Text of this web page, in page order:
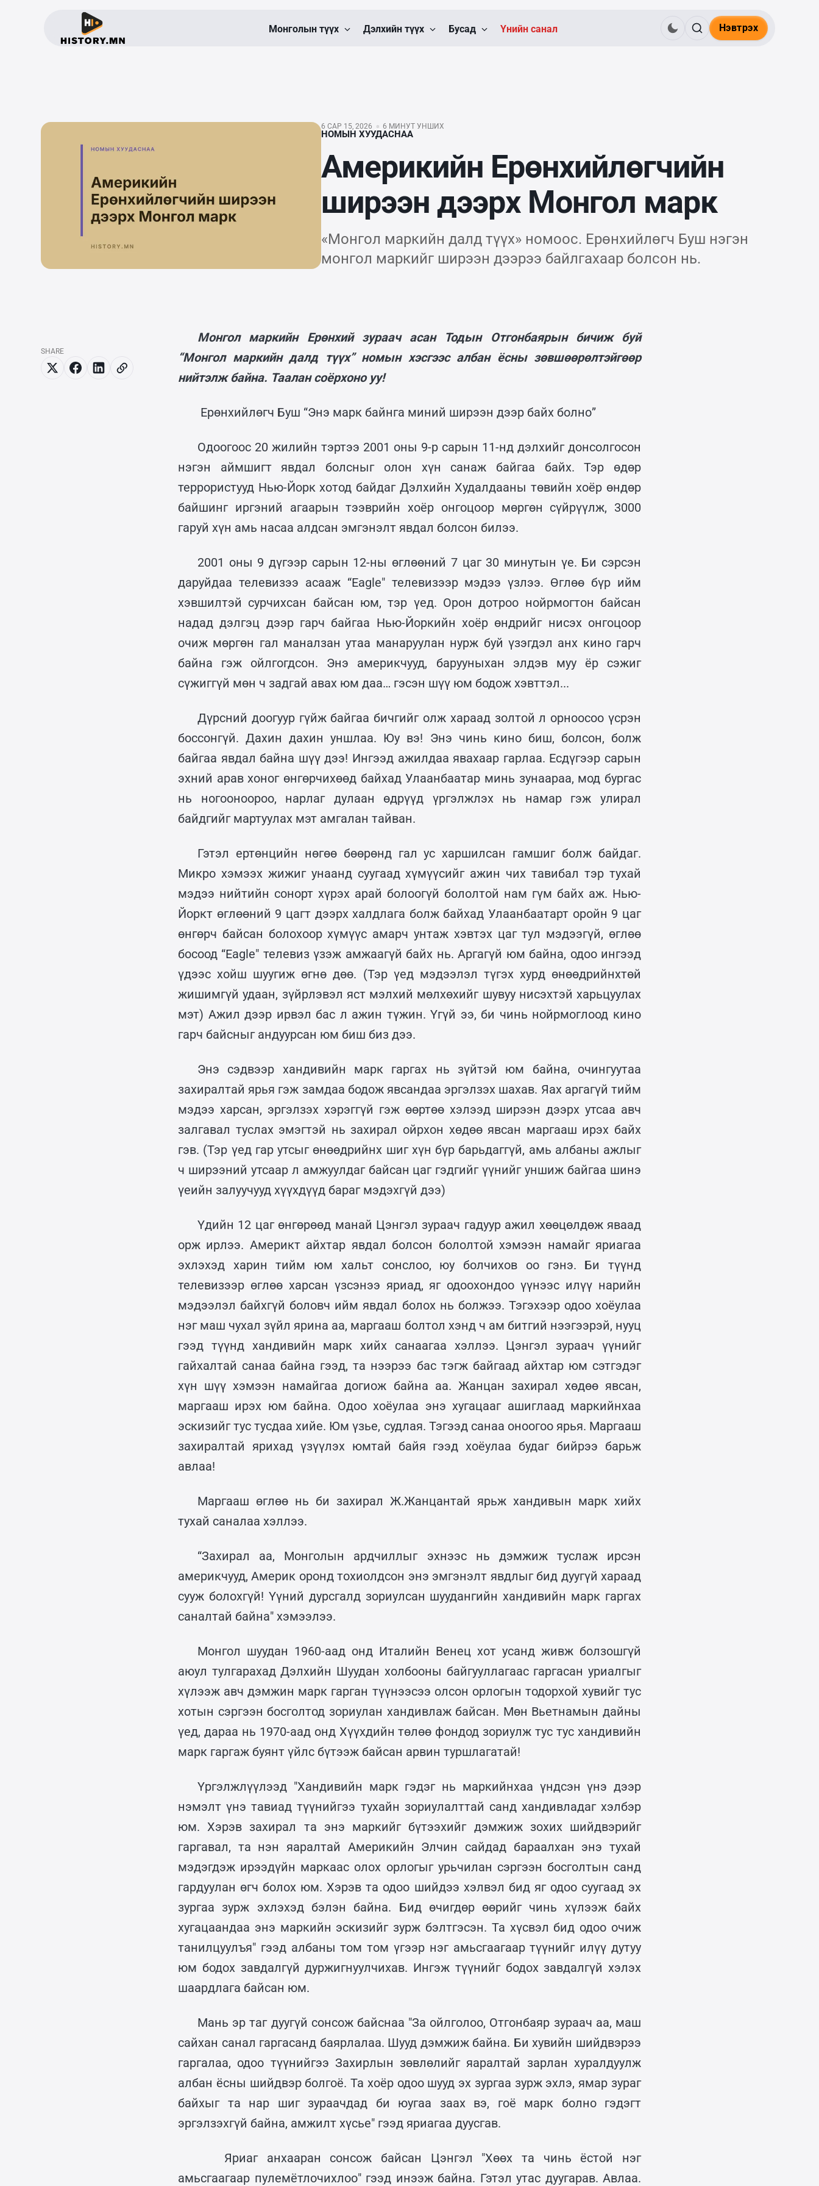
Монголын түүх Дэлхийн түүх Бусад Үнийн санал Нэвтрэх
6 САР 15, 2026 6 МИНУТ УНШИХ
НОМЫН ХУУДАСНАА
Америкийн Ерөнхийлөгчийн
ширээн дээрх Монгол марк
«Монгол маркийн далд түүх» номоос. Ерөнхийлөгч Буш нэгэн
монгол маркийг ширээн дээрээ байлгахаар болсон нь.
Монгол маркийн Ерөнхий зураач асан Тодын Отгонбаярын бичиж буй
“Монгол маркийн далд түүх” номын хэсгээс албан ёсны зөвшөөрөлтэйгөөр
нийтэлж байна. Таалан соёрхоно уу!
Ерөнхийлөгч Буш “Энэ марк байнга миний ширээн дээр байх болно”
Одоогоос 20 жилийн тэртээ 2001 оны 9-р сарын 11-нд дэлхийг донсолгосон
нэгэн аймшигт явдал болсныг олон хүн санаж байгаа байх. Тэр өдөр
террористууд Нью-Йорк хотод байдаг Дэлхийн Худалдааны төвийн хоёр өндөр
байшинг иргэний агаарын тээврийн хоёр онгоцоор мөргөн сүйрүүлж, 3000
гаруй хүн амь насаа алдсан эмгэнэлт явдал болсон билээ.
2001 оны 9 дүгээр сарын 12-ны өглөөний 7 цаг 30 минутын үе. Би сэрсэн
даруйдаа телевизээ асааж “Eagle" телевизээр мэдээ үзлээ. Өглөө бүр ийм
хэвшилтэй сурчихсан байсан юм, тэр үед. Орон дотроо нойрмогтон байсан
надад дэлгэц дээр гарч байгаа Нью-Йоркийн хоёр өндрийг нисэх онгоцоор
очиж мөргөн гал маналзан утаа манаруулан нурж буй үзэгдэл анх кино гарч
байна гэж ойлгогдсон. Энэ америкчууд, барууныхан элдэв муу ёр сэжиг
сүжиггүй мөн ч задгай авах юм даа… гэсэн шүү юм бодож хэвттэл...
Дүрсний доогуур гүйж байгаа бичгийг олж хараад золтой л орноосоо үсрэн
боссонгүй. Дахин дахин уншлаа. Юу вэ! Энэ чинь кино биш, болсон, болж
байгаа явдал байна шүү дээ! Ингээд ажилдаа явахаар гарлаа. Есдүгээр сарын
эхний арав хоног өнгөрчихөөд байхад Улаанбаатар минь зунаараа, мод бургас
нь ногооноороо, нарлаг дулаан өдрүүд үргэлжлэх нь намар гэж улирал
байдгийг мартуулах мэт амгалан тайван.
Гэтэл ертөнцийн нөгөө бөөрөнд гал ус харшилсан гамшиг болж байдаг.
Микро хэмээх жижиг унаанд суугаад хүмүүсийг ажин чих тавибал тэр тухай
мэдээ нийтийн сонорт хүрэх арай болоогүй бололтой нам гүм байх аж. Нью-
Йоркт өглөөний 9 цагт дээрх халдлага болж байхад Улаанбаатарт оройн 9 цаг
өнгөрч байсан болохоор хүмүүс амарч унтаж хэвтэх цаг тул мэдээгүй, өглөө
босоод “Eagle" телевиз үзэж амжаагүй байх нь. Аргагүй юм байна, одоо ингээд
үдээс хойш шуугиж өгнө дөө. (Тэр үед мэдээлэл түгэх хурд өнөөдрийнхтөй
жишимгүй удаан, зүйрлэвэл яст мэлхий мөлхөхийг шувуу нисэхтэй харьцуулах
мэт) Ажил дээр ирвэл бас л ажин түжин. Үгүй ээ, би чинь нойрмоглоод кино
гарч байсныг андуурсан юм биш биз дээ.
Энэ сэдвээр хандивийн марк гаргах нь зүйтэй юм байна, очингуутаа
захиралтай ярья гэж замдаа бодож явсандаа эргэлзэх шахав. Яах аргагүй тийм
мэдээ харсан, эргэлзэх хэрэггүй гэж өөртөө хэлээд ширээн дээрх утсаа авч
залгавал туслах эмэгтэй нь захирал ойрхон хөдөө явсан маргааш ирэх байх
гэв. (Тэр үед гар утсыг өнөөдрийнх шиг хүн бүр барьдаггүй, амь албаны ажлыг
ч ширээний утсаар л амжуулдаг байсан цаг гэдгийг үүнийг уншиж байгаа шинэ
үеийн залуучууд хүүхдүүд бараг мэдэхгүй дээ)
Үдийн 12 цаг өнгөрөөд манай Цэнгэл зураач гадуур ажил хөөцөлдөж яваад
орж ирлээ. Америкт айхтар явдал болсон бололтой хэмээн намайг яриагаа
эхлэхэд харин тийм юм хальт сонслоо, юу болчихов оо гэнэ. Би түүнд
телевизээр өглөө харсан үзсэнээ яриад, яг одоохондоо үүнээс илүү нарийн
мэдээлэл байхгүй боловч ийм явдал болох нь болжээ. Тэгэхээр одоо хоёулаа
нэг маш чухал зүйл ярина аа, маргааш болтол хэнд ч ам битгий нээгээрэй, нууц
гээд түүнд хандивийн марк хийх санаагаа хэллээ. Цэнгэл зураач үүнийг
гайхалтай санаа байна гээд, та нээрээ бас тэгж байгаад айхтар юм сэтгэдэг
хүн шүү хэмээн намайгаа догиож байна аа. Жанцан захирал хөдөө явсан,
маргааш ирэх юм байна. Одоо хоёулаа энэ хугацааг ашиглаад маркийнхаа
эскизийг тус тусдаа хийе. Юм үзье, судлая. Тэгээд санаа оноогоо ярья. Маргааш
захиралтай ярихад үзүүлэх юмтай байя гээд хоёулаа будаг бийрээ барьж
авлаа!
Маргааш өглөө нь би захирал Ж.Жанцантай ярьж хандивын марк хийх
тухай саналаа хэллээ.
“Захирал аа, Монголын ардчиллыг эхнээс нь дэмжиж туслаж ирсэн
америкчууд, Америк оронд тохиолдсон энэ эмгэнэлт явдлыг бид дуугүй хараад
сууж болохгүй! Үүний дурсгалд зориулсан шуудангийн хандивийн марк гаргах
саналтай байна" хэмээлээ.
Монгол шуудан 1960-аад онд Италийн Венец хот усанд живж болзошгүй
аюул тулгарахад Дэлхийн Шуудан холбооны байгууллагаас гаргасан уриалгыг
хүлээж авч дэмжин марк гарган түүнээсээ олсон орлогын тодорхой хувийг тус
хотын сэргээн босголтод зориулан хандивлаж байсан. Мөн Вьетнамын дайны
үед, дараа нь 1970-аад онд Хүүхдийн төлөө фондод зориулж тус тус хандивийн
марк гаргаж буянт үйлс бүтээж байсан арвин туршлагатай!
Үргэлжлүүлээд "Хандивийн марк гэдэг нь маркийнхаа үндсэн үнэ дээр
нэмэлт үнэ тавиад түүнийгээ тухайн зориулалттай санд хандивладаг хэлбэр
юм. Хэрэв захирал та энэ маркийг бүтээхийг дэмжиж зохих шийдвэрийг
гаргавал, та нэн яаралтай Америкийн Элчин сайдад бараалхан энэ тухай
мэдэгдэж ирээдүйн маркаас олох орлогыг урьчилан сэргээн босголтын санд
гардуулан өгч болох юм. Хэрэв та одоо шийдээ хэлвэл бид яг одоо суугаад эх
зургаа зурж эхлэхэд бэлэн байна. Бид өчигдөр өөрийг чинь хүлээж байх
хугацаандаа энэ маркийн эскизийг зурж бэлтгэсэн. Та хүсвэл бид одоо очиж
танилцуулъя" гээд албаны том том үгээр нэг амьсгаагаар түүнийг илүү дутуу
юм бодох завдалгүй дуржигнуулчихав. Ингэж түүнийг бодох завдалгүй хэлэх
шаардлага байсан юм.
Мань эр таг дуугүй сонсож байснаа "За ойлголоо, Отгонбаяр зураач аа, маш
сайхан санал гаргасанд баярлалаа. Шууд дэмжиж байна. Би хувийн шийдвэрээ
гаргалаа, одоо түүнийгээ Захирлын зөвлөлийг яаралтай зарлан хуралдуулж
албан ёсны шийдвэр болгоё. Та хоёр одоо шууд эх зургаа зурж эхлэ, ямар зураг
байхыг та нар шиг зураачдад би юугаа заах вэ, гоё марк болно гэдэгт
эргэлзэхгүй байна, амжилт хүсье" гээд яриагаа дуусгав.
Яриаг анхааран сонсож байсан Цэнгэл "Хөөх та чинь ёстой нэг
амьсгаагаар пулемётлочихлоо" гээд инээж байна. Гэтэл утас дуугарав. Авлаа.
SHARE